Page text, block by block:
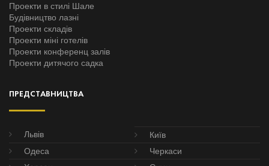
Проекти в стилі Шале
Будівництво лазні
Проекти складів
Проекти міні готелів
Проекти конференц залів
Проекти дитячого садка
ПРЕДСТАВНИЦТВА
Львів
Київ
Одеса
Черкаси